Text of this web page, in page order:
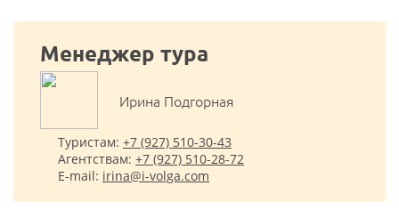
Менеджер тура
Ирина Подгорная
Туристам: +7 (927) 510-30-43
Агентствам: +7 (927) 510-28-72
E-mail: irina@i-volga.com